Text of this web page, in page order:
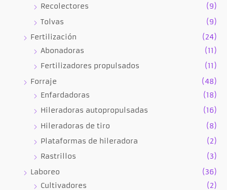
Recolectores
(9)
Tolvas
(9)
Fertilización
(24)
Abonadoras
(11)
Fertilizadores propulsados
(11)
Forraje
(48)
Enfardadoras
(18)
Hileradoras autopropulsadas
(16)
Hileradoras de tiro
(8)
Plataformas de hileradora
(2)
Rastrillos
(3)
Laboreo
(36)
Cultivadores
(2)